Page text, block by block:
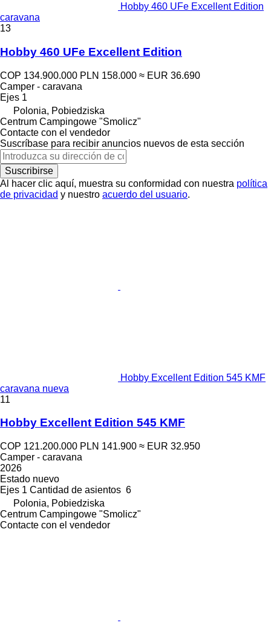
Hobby 460 UFe Excellent Edition
caravana
13
Hobby 460 UFe Excellent Edition
COP 134.900.000 PLN 158.000 ≈ EUR 36.690
Camper - caravana
Ejes 1
Polonia, Pobiedziska
Centrum Campingowe "Smolicz"
Contacte con el vendedor
Suscríbase para recibir anuncios nuevos de esta sección
Suscribirse
Al hacer clic aquí, muestra su conformidad con nuestra política
de privacidad y nuestro acuerdo del usuario.
Hobby Excellent Edition 545 KMF
caravana nueva
11
Hobby Excellent Edition 545 KMF
COP 121.200.000 PLN 141.900 ≈ EUR 32.950
Camper - caravana
2026
Estado nuevo
Ejes 1 Cantidad de asientos 6
Polonia, Pobiedziska
Centrum Campingowe "Smolicz"
Contacte con el vendedor